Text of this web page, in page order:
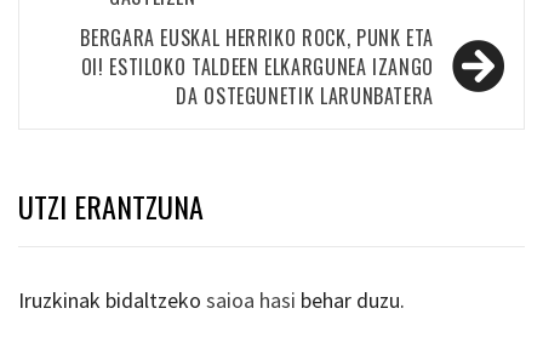
nabigatu
BERGARA EUSKAL HERRIKO ROCK, PUNK ETA
OI! ESTILOKO TALDEEN ELKARGUNEA IZANGO
DA OSTEGUNETIK LARUNBATERA
UTZI ERANTZUNA
Iruzkinak bidaltzeko saioa hasi behar duzu.